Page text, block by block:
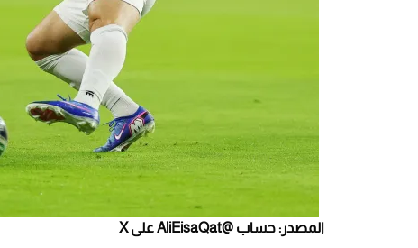
المصدر: حساب @AliEisaQat على X